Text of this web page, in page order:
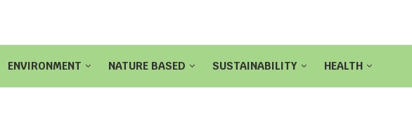
ENVIRONMENT NATURE BASED SUSTAINABILITY HEALTH